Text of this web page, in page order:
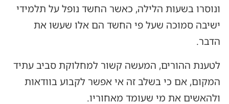
ונוסרו בשעות הלילה, כאשר החשד נופל על תלמידי
ישיבה סמוכה שעל פי החשד הם אלו שעשו את
הדבר.
לטענת ההורים, המעשה קשור למחלוקת סביב עתיד
המקום, אם כי בשלב זה אי אפשר לקבוע בוודאות
ולהאשים את מי שעומד מאחוריו.